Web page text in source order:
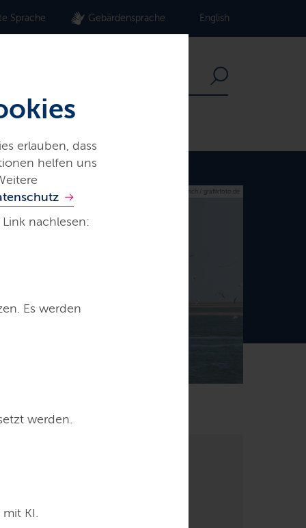
erlauben, dass
helfen uns
nachlesen:
Es werden
werden.
KI.
Sprache Gebärdensprache English
© W. Diederich / grafikfoto.de